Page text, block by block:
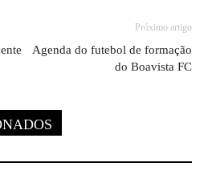
Próximo artigo
Agenda do futebol de formação
do Boavista FC